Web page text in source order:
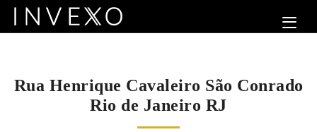
Rua Henrique Cavaleiro São Conrado
Rio de Janeiro RJ